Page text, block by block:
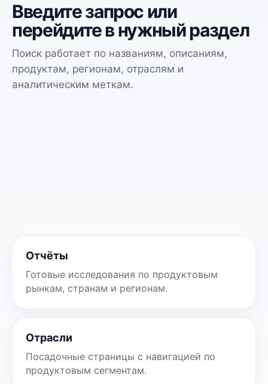
Введите запрос или
перейдите в нужный раздел
Поиск работает по названиям, описаниям,
продуктам, регионам, отраслям и
аналитическим меткам.
Отчёты
Готовые исследования по продуктовым
рынкам, странам и регионам.
Отрасли
Посадочные страницы с навигацией по
продуктовым сегментам.